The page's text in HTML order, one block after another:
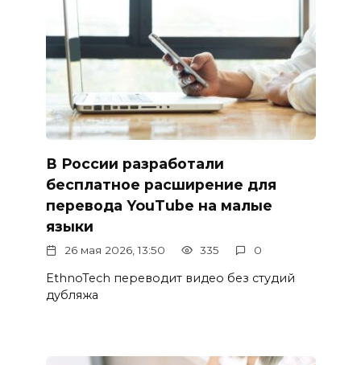
В России разработали
бесплатное расширение для
перевода YouTube на малые
языки
26 мая 2026, 13:50 335 0
EthnoTech переводит видео без студий
дубляжа